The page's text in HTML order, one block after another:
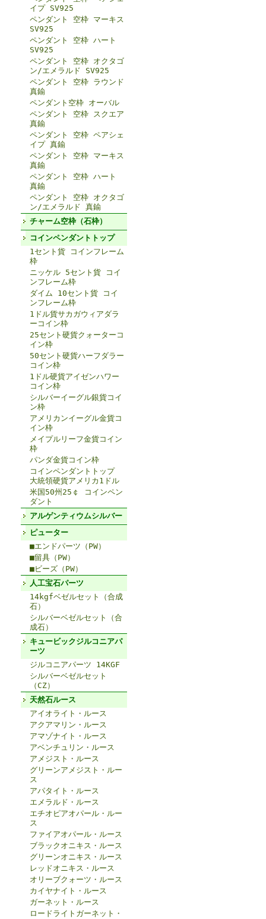
イプ SV925
ペンダント 空枠 マーキス
SV925
ペンダント 空枠 ハート
SV925
ペンダント 空枠 オクタゴ
ン/エメラルド SV925
ペンダント 空枠 ラウンド
真鍮
ペンダント空枠 オーバル
ペンダント 空枠 スクエア
真鍮
ペンダント 空枠 ペアシェ
イプ 真鍮
ペンダント 空枠 マーキス
真鍮
ペンダント 空枠 ハート
真鍮
ペンダント 空枠 オクタゴ
ン/エメラルド 真鍮
チャーム空枠（石枠）
コインペンダントトップ
1セント貨 コインフレーム
枠
ニッケル 5セント貨 コイ
ンフレーム枠
ダイム 10セント貨 コイ
ンフレーム枠
1ドル貨サカガウィアダラ
ーコイン枠
25セント硬貨クォーターコ
イン枠
50セント硬貨ハーフダラー
コイン枠
1ドル硬貨アイゼンハワー
コイン枠
シルバーイーグル銀貨コイ
ン枠
アメリカンイーグル金貨コ
イン枠
メイプルリーフ金貨コイン
枠
パンダ金貨コイン枠
コインペンダントトップ
大統領硬貨アメリカ1ドル
米国50州25￠ コインペン
ダント
アルゲンティウムシルバー
ピューター
■エンドパーツ（PW）
■留具（PW）
■ビーズ（PW）
人工宝石パーツ
14kgfベゼルセット（合成
石）
シルバーベゼルセット（合
成石）
キュービックジルコニアパ
ーツ
ジルコニアパーツ 14KGF
シルバーベゼルセット
（CZ）
天然石ルース
アイオライト・ルース
アクアマリン・ルース
アマゾナイト・ルース
アベンチュリン・ルース
アメジスト・ルース
グリーンアメジスト・ルー
ス
アパタイト・ルース
エメラルド・ルース
エチオピアオパール・ルー
ス
ファイアオパール・ルース
ブラックオニキス・ルース
グリーンオニキス・ルース
レッドオニキス・ルース
オリーブクォーツ・ルース
カイヤナイト・ルース
ガーネット・ルース
ロードライトガーネット・